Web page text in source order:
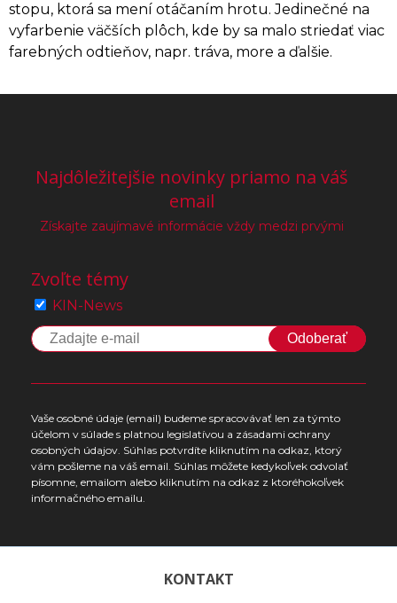
stopu, ktorá sa mení otáčaním hrotu. Jedinečné na
vyfarbenie väčších plôch, kde by sa malo striedať viac
farebných odtieňov, napr. tráva, more a ďalšie.
Najdôležitejšie novinky priamo na váš
email
Získajte zaujímavé informácie vždy medzi prvými
Zvoľte témy
KIN-News
Odoberať
Vaše osobné údaje (email) budeme spracovávať len za týmto
účelom v súlade s platnou legislatívou a zásadami ochrany
osobných údajov. Súhlas potvrdíte kliknutím na odkaz, ktorý
vám pošleme na váš email. Súhlas môžete kedykoľvek odvolať
písomne, emailom alebo kliknutím na odkaz z ktoréhokoľvek
informačného emailu.
KONTAKT